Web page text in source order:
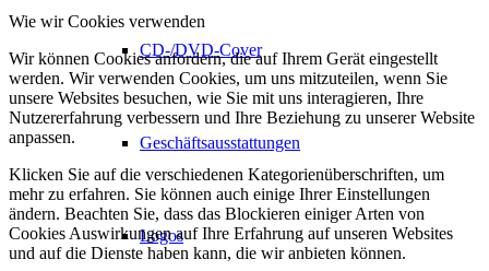
CD-/DVD-Cover
Geschäftsausstattungen
Logos
Wie wir Cookies verwenden
Wir können Cookies anfordern, die auf Ihrem Gerät eingestellt
werden. Wir verwenden Cookies, um uns mitzuteilen, wenn Sie
unsere Websites besuchen, wie Sie mit uns interagieren, Ihre
Nutzererfahrung verbessern und Ihre Beziehung zu unserer Website
anpassen.
Klicken Sie auf die verschiedenen Kategorienüberschriften, um
mehr zu erfahren. Sie können auch einige Ihrer Einstellungen
ändern. Beachten Sie, dass das Blockieren einiger Arten von
Cookies Auswirkungen auf Ihre Erfahrung auf unseren Websites
und auf die Dienste haben kann, die wir anbieten können.